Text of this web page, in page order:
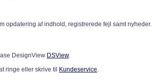
opdatering af indhold, registrerede fejl samt nyheder.
DesignView DSView.
ringe eller skrive til
Kundeservice.